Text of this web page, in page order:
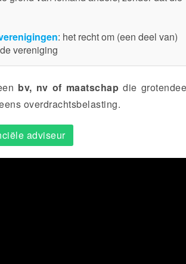
: het recht om (een deel van)
vereniging
bv, nv of maatschap die
overdrachtsbelasting.
adviseur